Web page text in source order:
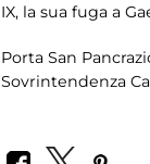
IX, la sua fuga a
Porta San
Sovrintendenza